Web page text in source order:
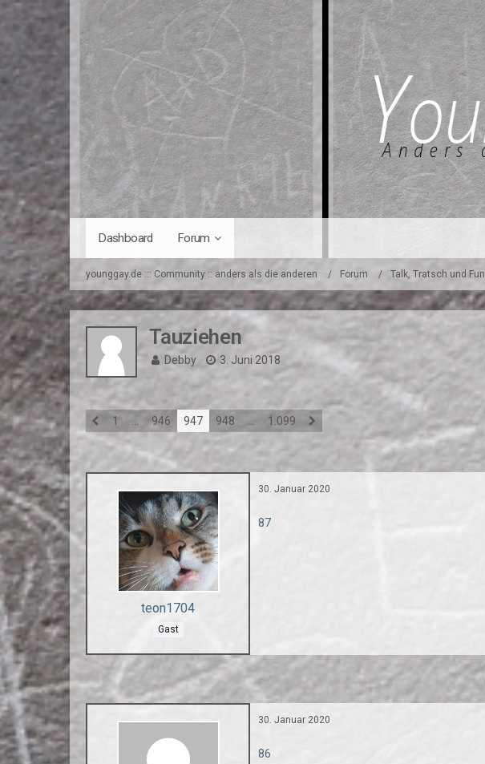
Dashboard Forum
younggay.de ::: Community :: anders als die anderen Forum Talk, Tratsch und Fun
Tauziehen
Debby 3. Juni 2018
1 946 947 948 1.099
teon1704
Gast
30. Januar 2020
87
30. Januar 2020
86